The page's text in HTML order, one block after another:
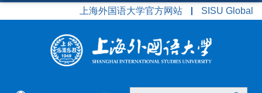
上海外国语大学官方网站 SISU Global